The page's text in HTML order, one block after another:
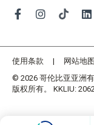
使用条款 网站地图
© 2026 哥伦比亚亚洲有
版权所有。 KKLIU: